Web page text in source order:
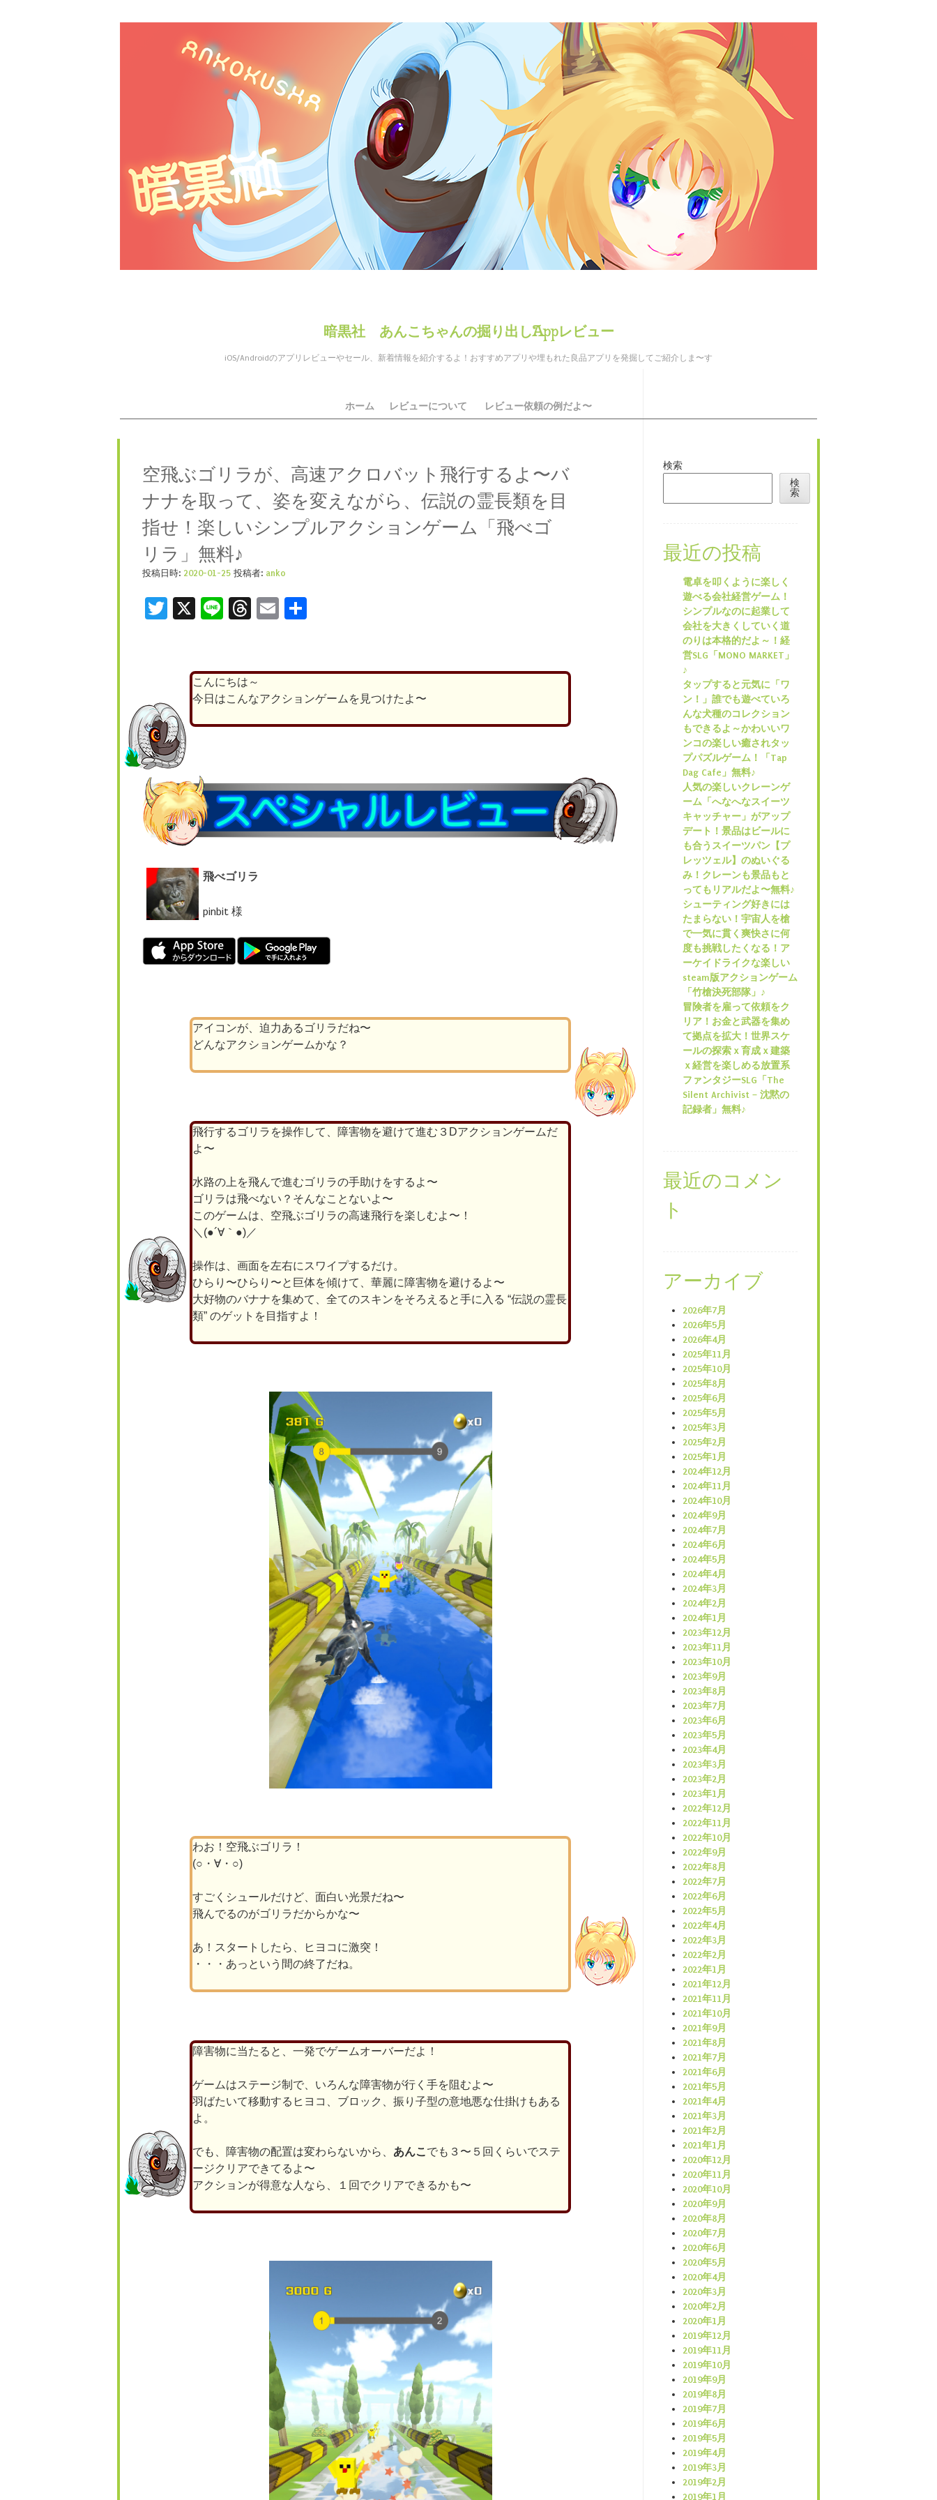
暗黒社 あんこちゃんの掘り出しAppレビュー
iOS/Androidのアプリレビューやセール、新着情報を紹介するよ！おすすめアプリや埋もれた良品アプリを発掘してご紹介しま〜す
メニュー ホーム レビューについて レビュー依頼の例だよ〜
空飛ぶゴリラが、高速アクロバット飛行するよ〜バ
ナナを取って、姿を変えながら、伝説の霊長類を目
指せ！楽しいシンプルアクションゲーム「飛べゴ
リラ」無料♪
投稿日時: 2020-01-25 投稿者: anko
Twitter
X LineThreads
Email
こんにちは～
今日はこんなアクションゲームを見つけたよ〜
飛べゴリラ
pinbit 様
アイコンが、迫力あるゴリラだね〜
どんなアクションゲームかな？
飛行するゴリラを操作して、障害物を避けて進む３Dアクションゲームだ
よ〜
水路の上を飛んで進むゴリラの手助けをするよ〜
ゴリラは飛べない？そんなことないよ〜
このゲームは、空飛ぶゴリラの高速飛行を楽しむよ〜！
＼(●´∀｀●)／
操作は、画面を左右にスワイプするだけ。
ひらり〜ひらり〜と巨体を傾けて、華麗に障害物を避けるよ〜
大好物のバナナを集めて、全てのスキンをそろえると手に入る “伝説の霊長
類” のゲットを目指すよ！
わお！空飛ぶゴリラ！
(○・∀・○)
すごくシュールだけど、面白い光景だね〜
飛んでるのがゴリラだからかな〜
あ！スタートしたら、ヒヨコに激突！
・・・あっという間の終了だね。
障害物に当たると、一発でゲームオーバーだよ！
ゲームはステージ制で、いろんな障害物が行く手を阻むよ〜
羽ばたいて移動するヒヨコ、ブロック、振り子型の意地悪な仕掛けもある
よ。
でも、障害物の配置は変わらないから、 あんこ でも３〜５回くらいでステ
ージクリアできてるよ〜
アクションが得意な人なら、１回でクリアできるかも〜
検索
検
索
最近の投稿
電卓を叩くように楽しく
遊べる会社経営ゲーム！
シンプルなのに起業して
会社を大きくしていく道
のりは本格的だよ～！経
営SLG「MONO MARKET」
♪
タップすると元気に「ワ
ン！」誰でも遊べていろ
んな犬種のコレクション
もできるよ～かわいいワ
ンコの楽しい癒されタッ
プパズルゲーム！「Tap
Dag Cafe」無料♪
人気の楽しいクレーンゲ
ーム「へなへなスイーツ
キャッチャー」がアップ
デート！景品はビールに
も合うスイーツパン【プ
レッツェル】のぬいぐる
み！クレーンも景品もと
ってもリアルだよ〜無料♪
シューティング好きには
たまらない！宇宙人を槍
で一気に貫く爽快さに何
度も挑戦したくなる！ア
ーケイドライクな楽しい
steam版アクションゲーム
「竹槍決死部隊」♪
冒険者を雇って依頼をク
リア！お金と武器を集め
て拠点を拡大！世界スケ
ールの探索ｘ育成ｘ建築
ｘ経営を楽しめる放置系
ファンタジーSLG「The
Silent Archivist – 沈黙の
記録者」無料♪
最近のコメン
ト
アーカイブ
2026年7月
2026年5月
2026年4月
2025年11月
2025年10月
2025年8月
2025年6月
2025年5月
2025年3月
2025年2月
2025年1月
2024年12月
2024年11月
2024年10月
2024年9月
2024年7月
2024年6月
2024年5月
2024年4月
2024年3月
2024年2月
2024年1月
2023年12月
2023年11月
2023年10月
2023年9月
2023年8月
2023年7月
2023年6月
2023年5月
2023年4月
2023年3月
2023年2月
2023年1月
2022年12月
2022年11月
2022年10月
2022年9月
2022年8月
2022年7月
2022年6月
2022年5月
2022年4月
2022年3月
2022年2月
2022年1月
2021年12月
2021年11月
2021年10月
2021年9月
2021年8月
2021年7月
2021年6月
2021年5月
2021年4月
2021年3月
2021年2月
2021年1月
2020年12月
2020年11月
2020年10月
2020年9月
2020年8月
2020年7月
2020年6月
2020年5月
2020年4月
2020年3月
2020年2月
2020年1月
2019年12月
2019年11月
2019年10月
2019年9月
2019年8月
2019年7月
2019年6月
2019年5月
2019年4月
2019年3月
2019年2月
2019年1月